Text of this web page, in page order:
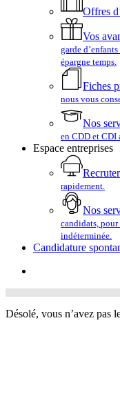
Offres
Vos
garde
épargne temps.
Fiches
nous vous
Nos
en CDD et CDI
Espace entreprises
rapidement.
Nos
candidats, pour
indéterminée.
Candidature
Désolé, vous n’avez pas